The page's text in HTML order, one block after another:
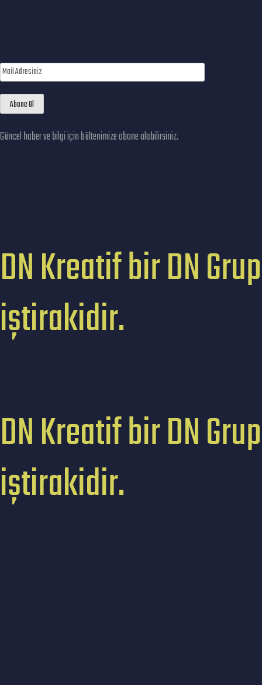
Güncel haber ve bilgi için bültenimize abone olabilirsiniz.
DN Kreatif bir DN Grup
iştirakidir.
DN Kreatif bir DN Grup
iştirakidir.